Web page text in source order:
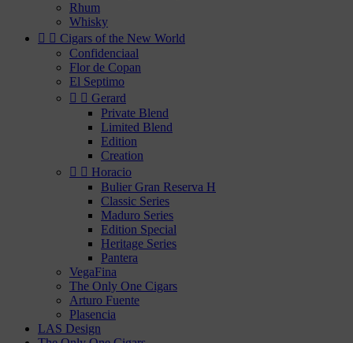
Rhum
Whisky
  Cigars of the New World
Confidenciaal
Flor de Copan
El Septimo
  Gerard
Private Blend
Limited Blend
Edition
Creation
  Horacio
Bulier Gran Reserva H
Classic Series
Maduro Series
Edition Special
Heritage Series
Pantera
VegaFina
The Only One Cigars
Arturo Fuente
Plasencia
LAS Design